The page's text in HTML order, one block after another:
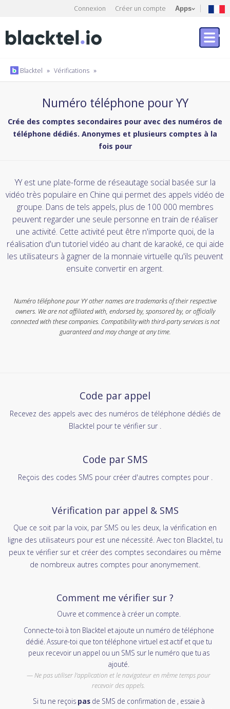
Connexion Créer un compte Apps
Blacktel » Vérifications »
Numéro téléphone pour YY
Crée des comptes secondaires pour avec des numéros de
téléphone dédiés. Anonymes et plusieurs comptes à la
fois pour
YY est une plate-forme de réseautage social basée sur la
vidéo très populaire en Chine qui permet des appels vidéo de
groupe. Dans de tels appels, plus de 100 000 membres
peuvent regarder une seule personne en train de réaliser
une activité. Cette activité peut être n'importe quoi, de la
réalisation d'un tutoriel vidéo au chant de karaoké, ce qui aide
les utilisateurs à gagner de la monnaie virtuelle qu'ils peuvent
ensuite convertir en argent.
Numéro téléphone pour YY other names are trademarks of their respective
owners. We are not affiliated with, endorsed by, sponsored by, or officially
connected with these companies. Compatibility with third-party services is not
guaranteed and may change at any time.
Code par appel
Recevez des appels avec des numéros de téléphone dédiés de
Blacktel pour te vérifier sur .
Code par SMS
Reçois des codes SMS pour créer d'autres comptes pour .
Vérification par appel & SMS
Que ce soit par la voix, par SMS ou les deux, la vérification en
ligne des utilisateurs pour est une nécessité. Avec ton Blacktel, tu
peux te vérifier sur et créer des comptes secondaires ou même
de nombreux autres comptes pour anonymement.
Comment me vérifier sur ?
Ouvre et commence à créer un compte.
Connecte-toi à ton Blacktel et ajoute un numéro de téléphone
dédié. Assure-toi que ton téléphone virtuel est actif et que tu
peux recevoir un appel ou un SMS sur le numéro que tu as
ajouté.
Ne pas utiliser l'application et le navigateur en même temps pour
recevoir des appels.
Si tu ne reçois pasde SMS de confirmation de , essaie à